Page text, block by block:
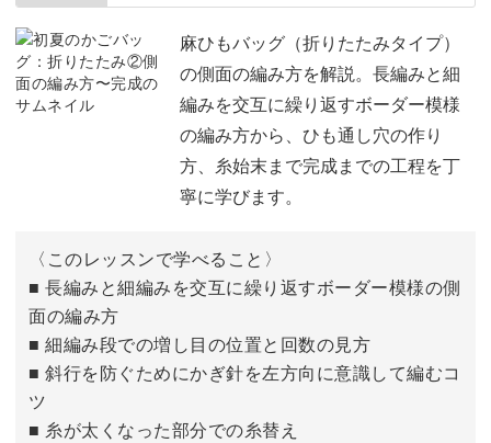
かぎ針の持ち方 03:57
麻紐のちりの取り方 05:07
06:47
編み始めの糸処理をする 22:13
12段目を編む
麻ひもバッグ（折りたたみタイプ）
の側面の編み方を解説。長編みと細
編みを交互に繰り返すボーダー模様
の編み方から、ひも通し穴の作り
方、糸始末まで完成までの工程を丁
寧に学びます。
〈このレッスンで学べること〉
■ 長編みと細編みを交互に繰り返すボーダー模様の側
面の編み方
■ 細編み段での増し目の位置と回数の見方
■ 斜行を防ぐためにかぎ針を左方向に意識して編むコ
ツ
■ 糸が太くなった部分での糸替え